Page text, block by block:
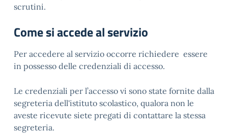
scrutini.
Come si accede al servizio
Per accedere al servizio occorre richiedere essere
in possesso delle credenziali di accesso.
Le credenziali per l’accesso vi sono state fornite dalla
segreteria dell'istituto scolastico, qualora non le
aveste ricevute siete pregati di contattare la stessa
segreteria.